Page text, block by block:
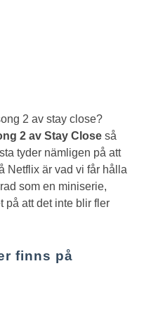
2 av stay close?
2 av Stay Close så
tyder nämligen på att
Netflix är vad vi får hålla
som en miniserie,
på att det inte blir fler
finns på